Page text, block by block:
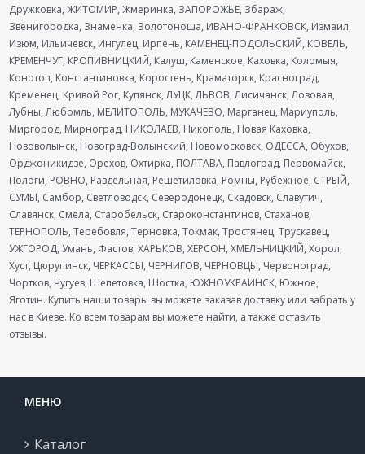
Дружковка, ЖИТОМИР, Жмеринка, ЗАПОРОЖЬЕ, Збараж,
Звенигородка, Знаменка, Золотоноша, ИВАНО-ФРАНКОВСК, Измаил,
Изюм, Ильичевск, Ингулец, Ирпень, КАМЕНЕЦ-ПОДОЛЬСКИЙ, КОВЕЛЬ,
КРЕМЕНЧУГ, КРОПИВНИЦКИЙ, Калуш, Каменское, Каховка, Коломыя,
Конотоп, Константиновка, Коростень, Краматорск, Красноград,
Кременец, Кривой Рог, Купянск, ЛУЦК, ЛЬВОВ, Лисичанск, Лозовая,
Лубны, Любомль, МЕЛИТОПОЛЬ, МУКАЧЕВО, Марганец, Мариуполь,
Миргород, Мирноград, НИКОЛАЕВ, Никополь, Новая Каховка,
Нововолынск, Новоград-Волынский, Новомосковск, ОДЕССА, Обухов,
Орджоникидзе, Орехов, Охтирка, ПОЛТАВА, Павлоград, Первомайск,
Пологи, РОВНО, Раздельная, Решетиловка, Ромны, Рубежное, СТРЫЙ,
СУМЫ, Самбор, Светловодск, Северодонецк, Скадовск, Славутич,
Славянск, Смела, Старобельск, Староконстантинов, Стаханов,
ТЕРНОПОЛЬ, Теребовля, Терновка, Токмак, Тростянец, Трускавец,
УЖГОРОД, Умань, Фастов, ХАРЬКОВ, ХЕРСОН, ХМЕЛЬНИЦКИЙ, Хорол,
Хуст, Цюрупинск, ЧЕРКАССЫ, ЧЕРНИГОВ, ЧЕРНОВЦЫ, Червоноград,
Чортков, Чугуев, Шепетовка, Шостка, ЮЖНОУКРАИНСК, Южное,
Яготин. Купить наши товары вы можете заказав доставку или забрать у
нас в Киеве. Ко всем товарам вы можете найти, а также оставить
отзывы.
МЕНЮ
Каталог